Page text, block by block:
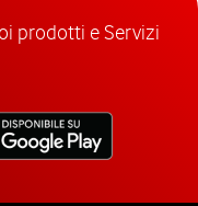
prodotti e Servizi